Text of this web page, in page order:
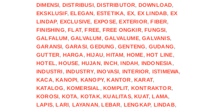
DIMENSI, DISTRIBUSI,DISTRIBUTOR, DOWNLOAD,
EKSKLUSIF,ELEGAN, ESTETIKA, EX, EX LINDAB, EX
LINDAP, EXCLUSIVE, EXPOSE,EXTERIOR,FIBER,
FINISHING,FLAT,FREE, FREE ONGKIR,FUNGSI,
GALFALUM,GALVALUM,GALVALUME,GALVANIS,
GARANSI, GARASI,GEDUNG ,GENTENG, GUDANG,
GUTTER, HARGA,HIJAU,HITAM, HOME,HOT LINE,
HOTEL,HOUSE, HUJAN,INCH,INDAH, INDONESIA,
INDUSTRI,INDUSTRY,INOVASI, INTERIOR, ISTIMEWA,
KACA,KANOPI, KANOPY,KANTOR,KARAT,
KATALOG, KOMERSIAL ,KOMPLIT, KONTRAKTOR,
KOROSI, KOTA, KOTAK,KUALITAS,KUAT,LAMA,
LAPIS,LARI, LAYANAN,LEBAR, LENGKAP, LINDAB,